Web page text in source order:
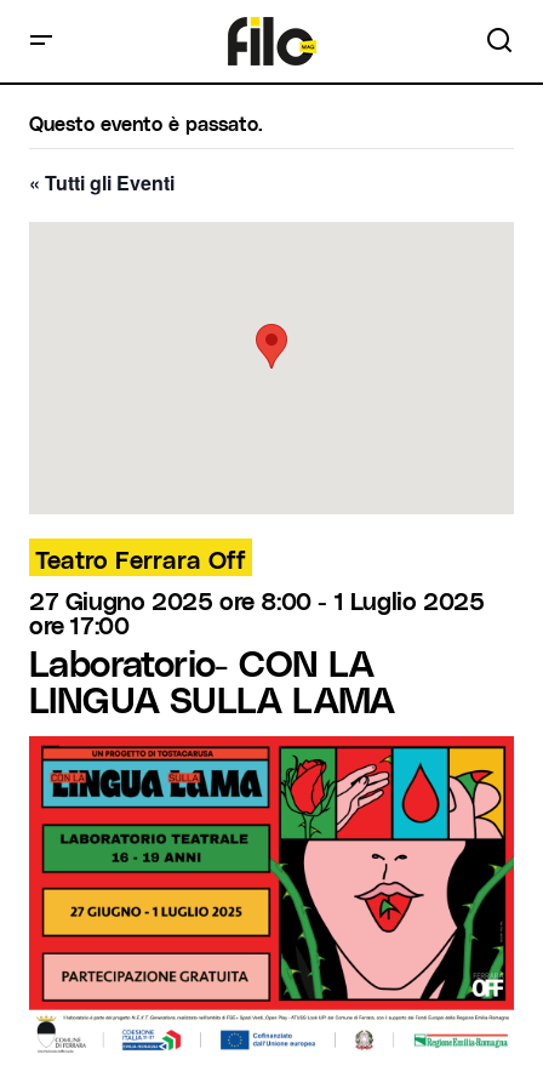
Questo evento è passato.
« Tutti gli Eventi
Teatro Ferrara Off
27 Giugno 2025 ore 8:00- 1 Luglio 2025
ore 17:00
Laboratorio- CON LA
LINGUA SULLA LAMA